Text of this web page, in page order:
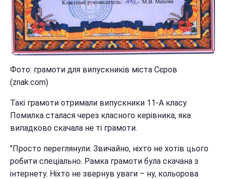
Фото: грамоти для випускників міста Сєров
(znak.com)
Такі грамоти отримали випускники 11-А класу.
Помилка сталася через класного керівника, яка
випадково скачала не ті грамоти.
"Просто переглянули. Звичайно, ніхто не хотів цього
робити спеціально. Рамка грамоти була скачана з
інтернету. Ніхто не звернув уваги – ну, кольорова